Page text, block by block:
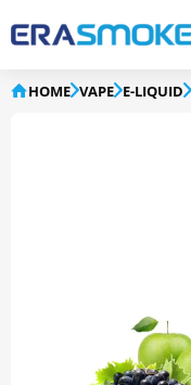
HOME VAPE E-LIQUID